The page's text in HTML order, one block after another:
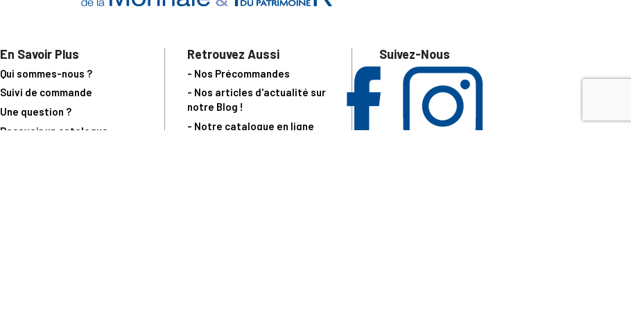
En Savoir Plus
Qui sommes-nous ?
Suivi de commande
Une question ?
Recevoir un catalogue
Retrouvez Aussi
- Nos Précommandes
- Nos articles d'actualité sur
notre Blog !
- Notre catalogue en ligne
Suivez-Nous